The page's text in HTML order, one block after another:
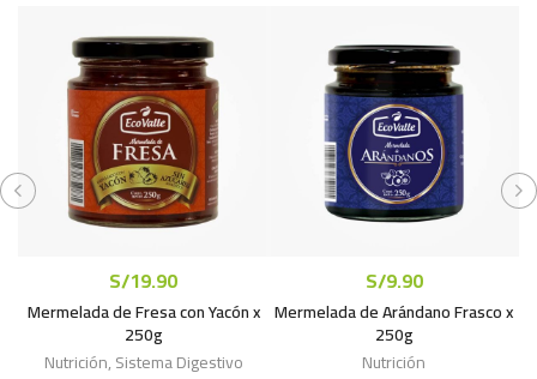
S/19.90
Mermelada de Fresa con Yacón x
250g
Nutrición,Sistema Digestivo
S/9.90
Mermelada de Arándano Frasco x
250g
Nutrición